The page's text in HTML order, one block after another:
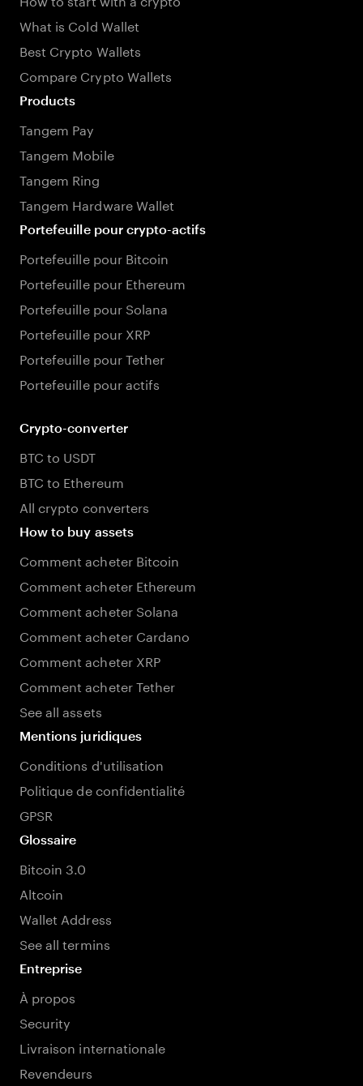
What is Cold Wallet
Best Crypto Wallets
Compare Crypto Wallets
Products
Tangem Pay
Tangem Mobile
Tangem Ring
Tangem Hardware Wallet
Portefeuille pour crypto-actifs
Portefeuille pour Bitcoin
Portefeuille pour Ethereum
Portefeuille pour Solana
Portefeuille pour XRP
Portefeuille pour Tether
Portefeuille pour actifs
Crypto-converter
BTC to USDT
BTC to Ethereum
All crypto converters
How to buy assets
Comment acheter Bitcoin
Comment acheter Ethereum
Comment acheter Solana
Comment acheter Cardano
Comment acheter XRP
Comment acheter Tether
See all assets
Mentions juridiques
Conditions d'utilisation
Politique de confidentialité
GPSR
Glossaire
Bitcoin 3.0
Altcoin
Wallet Address
See all termins
Entreprise
À propos
Security
Livraison internationale
Revendeurs